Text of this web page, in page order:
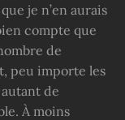
je n’en aurais
compte que
de
peu importe les
de
À moins